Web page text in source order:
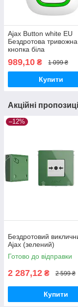
Ajax Button white EU
Бездротова тривожна
кнопка біла
989,10 ₴ 1 099 ₴
Купити
Акційні
–12%
Бездротовий
Ajax (зелений)
Готово до відправки
2 287,12 ₴ 2 599 ₴
Купити